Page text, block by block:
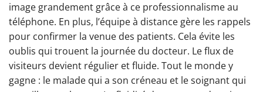
image grandement grâce à ce professionnalisme au
téléphone. En plus, l’équipe à distance gère les rappels
pour confirmer la venue des patients. Cela évite les
oublis qui trouent la journée du docteur. Le flux de
visiteurs devient régulier et fluide. Tout le monde y
gagne : le malade qui a son créneau et le soignant qui